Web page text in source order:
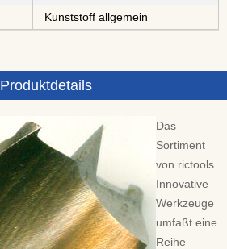
Kunststoff allgemein
Produktdetails
Das
Sortiment
von rictools
Innovative
Werkzeuge
umfaßt eine
Reihe